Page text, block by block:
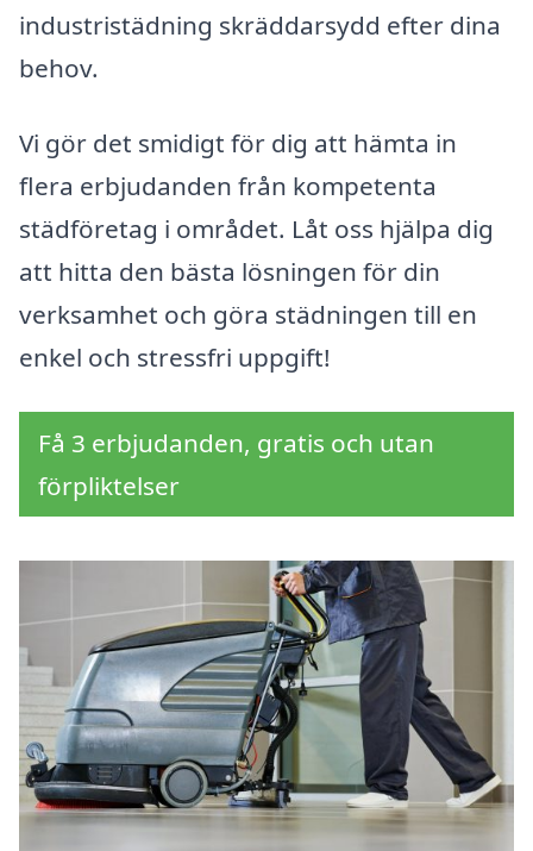
industristädning skräddarsydd efter dina
behov.
Vi gör det smidigt för dig att hämta in
flera erbjudanden från kompetenta
städföretag i området. Låt oss hjälpa dig
att hitta den bästa lösningen för din
verksamhet och göra städningen till en
enkel och stressfri uppgift!
Få 3 erbjudanden, gratis och utan
förpliktelser